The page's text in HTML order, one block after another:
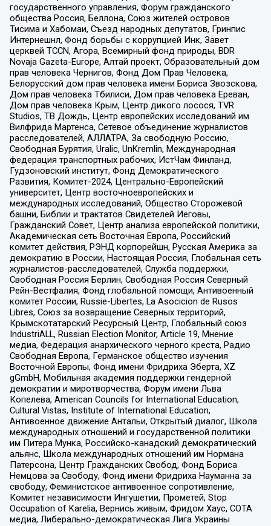
государственного управления, Форум гражданского
общества Россия, Беллона, Союз жителей островов
Тисима и Хабомаи, Съезд народных депутатов, Гринпис
Интернешнл, Фонд борьбы с коррупцией Инк, Завет
церквей TCCN, Агора, Всемирный фонд природы, BDR
Novaja Gazeta-Europe, Алтай проект, Образовательный дом
прав человека Чернигов, Фонд Дом Прав Человека,
Белорусский дом прав человека имени Бориса Звозскова,
Дом прав человека Тбилиси, Дом прав человека Ереван,
Дом прав человека Крым, Центр дикого лосося, TVR
Studios, ТВ Дождь, Центр европейских исследований им
Вилфрида Мартенса, Сетевое объединение журналистов
расследователей, АЛЛАТРА, За свободную Россию,
Свободная Бурятия, Uralic, UnKremlin, Международная
федерация транспортных рабочих, ИстЧам Финланд,
Гудзоновский институт, Фонд Демократического
Развития, Комитет-2024, Центрально-Европейский
университет, Центр восточноевропейских и
международных исследований, Общество Сторожевой
башни, Библии и трактатов Свидетелей Иеговы,
Гражданский Совет, Центр анализа европейской политики,
Академическая сеть Восточная Европа, Российский
комитет действия, РЭНД корпорейшн, Русская Америка за
демократию в России, Настоящая Россия, Глобальная сеть
журналистов-расследователей, Служба поддержки,
Свободная Россия Берлин, Свободная Россия Северный
Рейн-Вестфалия, Фонд глобальной помощи, Антивоенный
комитет России, Russie-Libertes, La Asocicion de Rusos
Libres, Союз за возвращение Северных территорий,
Крымскотатарский Ресурсный Центр, Глобальный союз
IndustriALL, Russian Election Monitor, Article 19, Мнение
медиа, Федерация анархического черного креста, Радио
Свободная Европа, Германское общество изучения
Восточной Европы, Фонд имени Фридриха Эберта, XZ
gGmbH, Мобильная академия поддержки гендерной
демократии и миротворчества, Форум имени Льва
Копелева, American Councils for International Education,
Cultural Vistas, Institute of International Education,
Антивоенное движение Антальи, Открытый диалог, Школа
международных отношений и государственной политики
им Питера Мунка, Российско-канадский демократический
альянс, Школа международных отношений им Нормана
Патерсона, Центр Гражданских Свобод, Фонд Бориса
Немцова за Свободу, Фонд имени Фридриха Науманна за
свободу, Феминистское антивоенное сопротивление,
Комитет независимости Ингушетии, Прометей, Stop
Occupation of Karelia, Вернись живым, Фридом Хаус, СОТА
медиа, Либерально-демократическая Лига Украины